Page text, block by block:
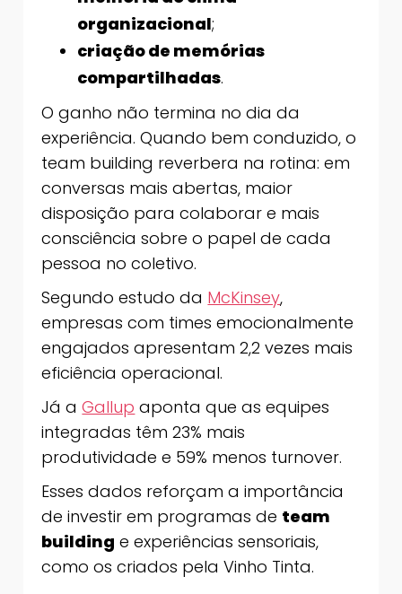
organizacional;
criação de memórias
compartilhadas.
O ganho não termina no dia da
experiência. Quando bem conduzido, o
team building reverbera na rotina: em
conversas mais abertas, maior
disposição para colaborar e mais
consciência sobre o papel de cada
pessoa no coletivo.
Segundo estudo da McKinsey,
empresas com times emocionalmente
engajados apresentam 2,2 vezes mais
eficiência operacional.
Já aGallup aponta que as equipes
integradas têm 23% mais
produtividade e 59% menos turnover.
Esses dados reforçam a importância
de investir em programas de team
building e experiências sensoriais,
como os criados pela Vinho Tinta.